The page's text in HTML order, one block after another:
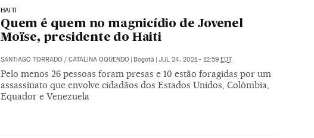
HAITI
Quem é quem no magnicídio de Jovenel
Moïse, presidente do Haiti
SANTIAGO TORRADO / CATALINA OQUENDO Bogotá JUL 24, 2021 - 12:59 EDT
Pelo menos 26 pessoas foram presas e 10 estão foragidas por um
assassinato que envolve cidadãos dos Estados Unidos, Colômbia,
Equador e Venezuela